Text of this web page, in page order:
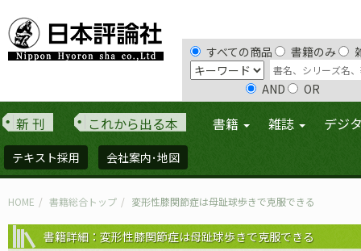
すべての商品 書籍のみ
AND OR
新 刊 これから出る本 書籍 雑誌 デジ
テキスト採用 会社案内･地図
HOME 書籍総合トップ 変形性膝関節症は母趾球歩きで克服できる
書籍詳細：変形性膝関節症は母趾球歩きで克服できる